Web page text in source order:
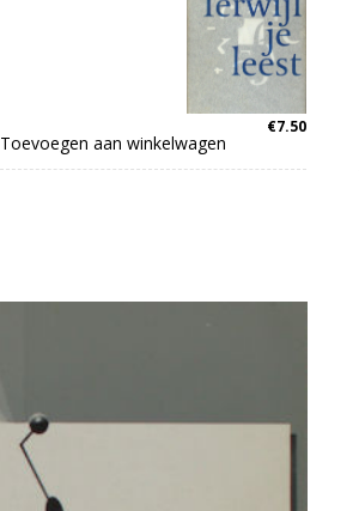
€7.50
Toevoegen aan winkelwagen